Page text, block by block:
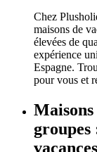
Chez
maisons de
élevées de
expérience
Espagne.
pour vous et
vacances